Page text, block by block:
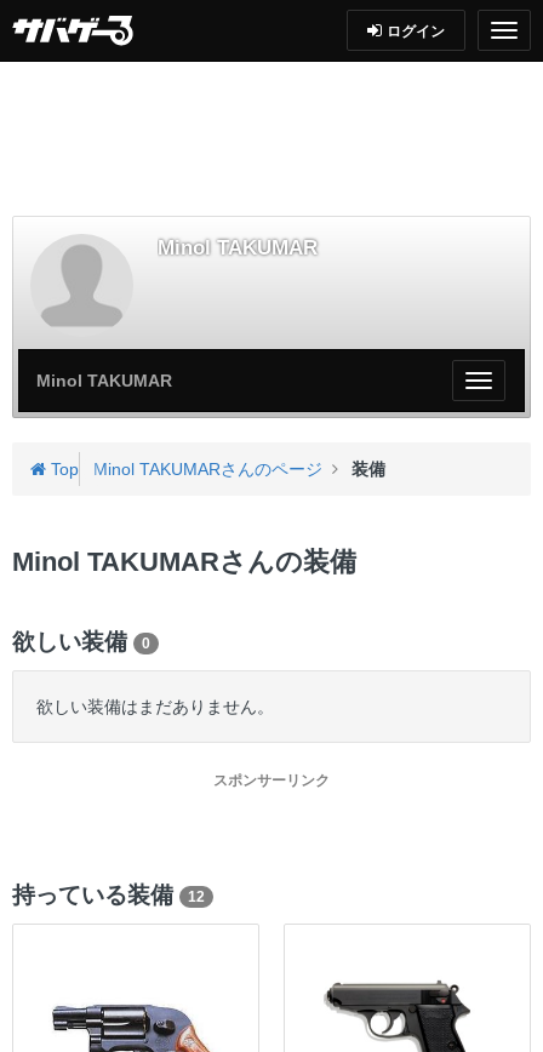
ログイン
Minol TAKUMAR
My
ペ
Minol TAKUMAR
Top Minol TAKUMARさんのページ 装備
Minol TAKUMARさんの装備
欲しい装備 0
欲しい装備はまだありません。
スポンサーリンク
持っている装備 12